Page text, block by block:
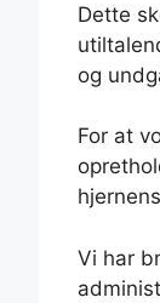
Dette
og
For at
Vi har